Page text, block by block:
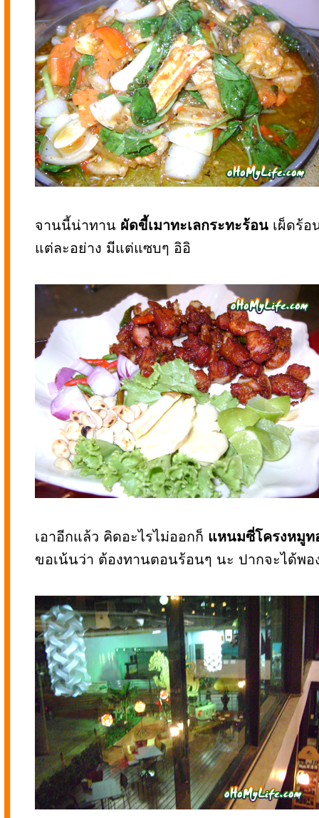
จานนี้น่าทาน ผัดขี้เมาทะเลกระทะร้อน เผ็ดร้อ
แต่ละอย่าง มีแต่แซบๆ อิอิ
เอาอีกแล้ว คิดอะไรไม่ออกก็ แหนมซี่โครงหมูท
ขอเน้นว่า ต้องทานตอนร้อนๆ นะ ปากจะได้พอ